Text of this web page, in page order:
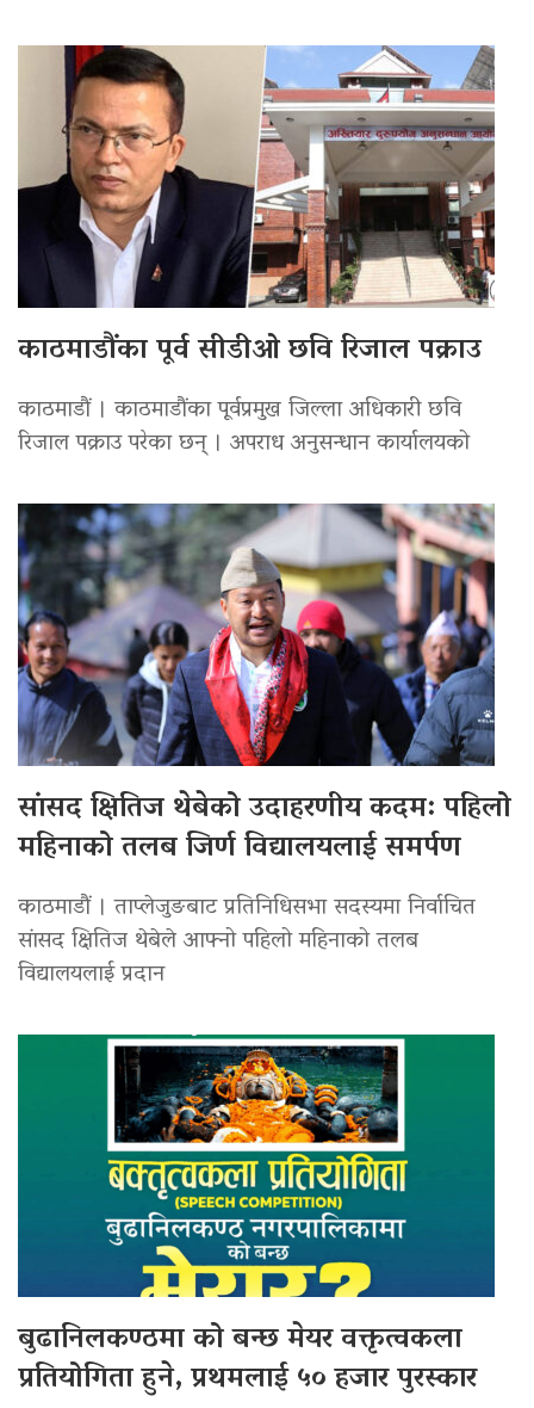
काठमाडौंका पूर्व सीडीओ छवि रिजाल पक्राउ
काठमाडौं । काठमाडौंका पूर्वप्रमुख जिल्ला अधिकारी छवि
रिजाल पक्राउ परेका छन् । अपराध अनुसन्धान कार्यालयको
सांसद क्षितिज थेबेको उदाहरणीय कदम: पहिलो
महिनाको तलब जिर्ण विद्यालयलाई समर्पण
काठमाडौं । ताप्लेजुङबाट प्रतिनिधिसभा सदस्यमा निर्वाचित
सांसद क्षितिज थेबेले आफ्नो पहिलो महिनाको तलब
विद्यालयलाई प्रदान
बुढानिलकण्ठमा को बन्छ मेयर वक्तृत्वकला
प्रतियोगिता हुने, प्रथमलाई ५० हजार पुरस्कार